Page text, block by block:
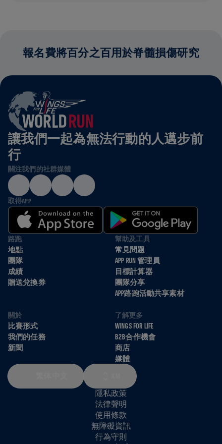
報名費將百分之百用於脊髓損傷研究
讓我們一起為無法行動的人邁步前
行
關注我們的社群媒體
取得APP
路跑
地點
團隊
成績
贈送兌換券
幫助及工具
常見問題
APP RUN 管理員
目標計算器
團隊分享
APP路跑活動共享素材
關於
比賽形式
我們的任務
新聞
了解更多
WINGS FOR LIFE
B2B合作機會
商店
媒體
隱私政策
法律聲明
使用條款
無障礙資訊
行為守則